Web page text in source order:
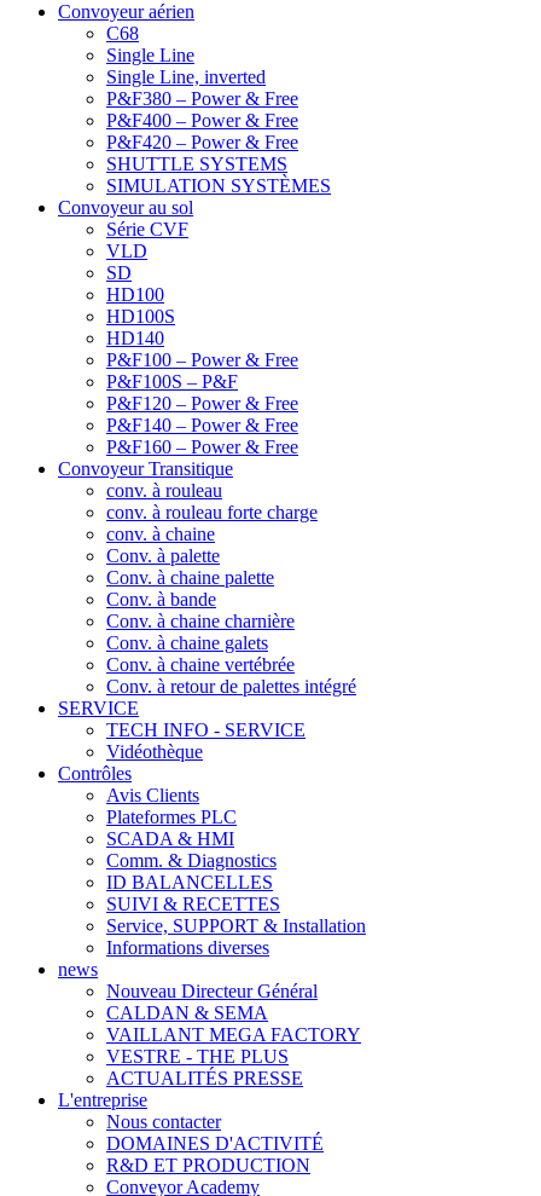
Convoyeur aérien
C68
Single Line
Single Line, inverted
P&F380 – Power & Free
P&F400 – Power & Free
P&F420 – Power & Free
SHUTTLE SYSTEMS
SIMULATION SYSTÈMES
Convoyeur au sol
Série CVF
VLD
SD
HD100
HD100S
HD140
P&F100 – Power & Free
P&F100S – P&F
P&F120 – Power & Free
P&F140 – Power & Free
P&F160 – Power & Free
Convoyeur Transitique
conv. à rouleau
conv. à rouleau forte charge
conv. à chaine
Conv. à palette
Conv. à chaine palette
Conv. à bande
Conv. à chaine charnière
Conv. à chaine galets
Conv. à chaine vertébrée
Conv. à retour de palettes intégré
SERVICE
TECH INFO - SERVICE
Vidéothèque
Contrôles
Avis Clients
Plateformes PLC
SCADA & HMI
Comm. & Diagnostics
ID BALANCELLES
SUIVI & RECETTES
Service, SUPPORT & Installation
Informations diverses
news
Nouveau Directeur Général
CALDAN & SEMA
VAILLANT MEGA FACTORY
VESTRE - THE PLUS
ACTUALITÉS PRESSE
L'entreprise
Nous contacter
DOMAINES D'ACTIVITÉ
R&D ET PRODUCTION
Conveyor Academy